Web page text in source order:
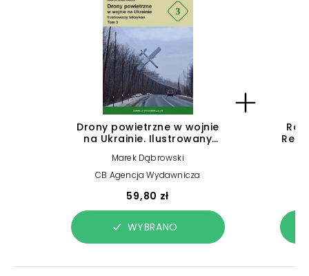
Drony powietrzne w wojnie
na Ukrainie. Ilustrowany
Marek Dąbrowski
CB Agencja Wydawnicza
59,80 zł
WYBRANO